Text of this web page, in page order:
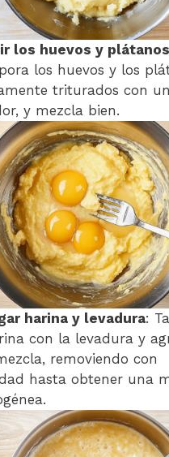
los huevos y plátanos
los huevos y los
triturados con un
y mezcla bien.
harina y levadura:
con la levadura y
removiendo con
hasta obtener una